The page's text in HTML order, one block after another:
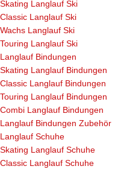
Skating Langlauf Ski
Classic Langlauf Ski
Wachs Langlauf Ski
Touring Langlauf Ski
Langlauf Bindungen
Skating Langlauf Bindungen
Classic Langlauf Bindungen
Touring Langlauf Bindungen
Combi Langlauf Bindungen
Langlauf Bindungen Zubehör
Langlauf Schuhe
Skating Langlauf Schuhe
Classic Langlauf Schuhe